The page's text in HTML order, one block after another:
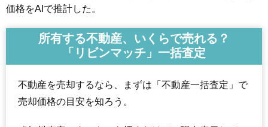
価格をAIで推計した。
所有する不動産、いくらで売れる？
「リビンマッチ」一括査定
不動産を売却するなら、まずは「不動産一括査定」で
売却価格の目安を知ろう。